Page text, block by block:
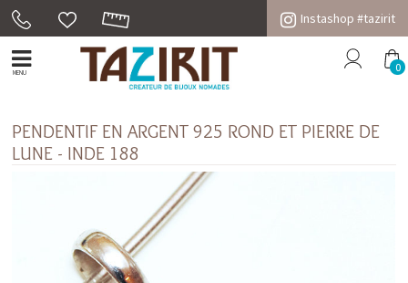
Instashop #tazirit
MENU 0
PENDENTIF EN ARGENT 925 ROND ET PIERRE DE
LUNE - INDE 188